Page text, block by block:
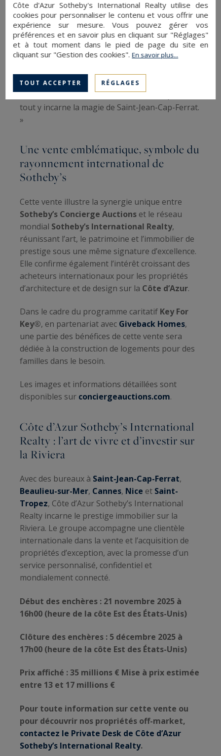
sentier côtier de 11 km, sports nautiques,
gastronomie étoilée et culture
méditerranéenne.
« Chaque détail de cette propriété célèbre son
Kandelaki. « Du lever du soleil sur la
Méditerranée aux soirées au bord de la piscine,
tout y incarne la magie de Saint-Jean-Cap-Ferrat.
»
Une vente emblématique, symbole du
rayonnement international de
Sotheby’s
Cette vente illustre la synergie unique entre
Sotheby’s Concierge Auctions et le réseau
mondial Sotheby’s International Realty,
réunissant l’art, le patrimoine et l’immobilier de
prestige sous une même signature d’excellence.
Elle confirme également l’intérêt croissant des
acheteurs internationaux pour les propriétés
d’architecture et de design sur la Côte d’Azur.
Dans le cadre du programme caritatif Key For
Key®, en partenariat avec Giveback Homes,
une partie des bénéfices de cette vente sera
dédiée à la construction de logements pour des
familles dans le besoin.
Les images et informations détaillées sont
disponibles sur conciergeauctions.com.
Côte d’Azur Sotheby’s International
Realty : l’art de vivre et d’investir sur
la Riviera
Avec des bureaux à Saint-Jean-Cap-Ferrat,
Beaulieu-sur-Mer, Cannes, Nice et Saint-
Tropez, Côte d’Azur Sotheby’s International
Realty incarne le prestige immobilier sur la
Riviera. Le groupe accompagne une clientèle
internationale dans la vente et l’acquisition de
propriétés d’exception, avec la promesse d’un
service personnalisé, confidentiel et
mondialement connecté.
Début des enchères : 21 novembre 2025 à
16h00 (heure de la côte Est des États-Unis)
Clôture des enchères : 5 décembre 2025 à
17h00 (heure de la côte Est des États-Unis)
Prix affiché : 35 millions € Mise à prix estimée
entre 13 et 17 millions €
Pour toute information sur cette vente ou
pour découvrir nos propriétés off-market,
contactez le Private Desk de Côte d’Azur
Sotheby’s International Realty.
Côte d'Azur Sotheby's International Realty utilise des
cookies pour personnaliser le contenu et vous offrir une
expérience sur mesure. Vous pouvez gérer vos
préférences et en savoir plus en cliquant sur "Réglages"
et à tout moment dans le pied de page du site en
cliquant sur "Gestion des cookies".En savoir plus...
TOUT ACCEPTER RÉGLAGES